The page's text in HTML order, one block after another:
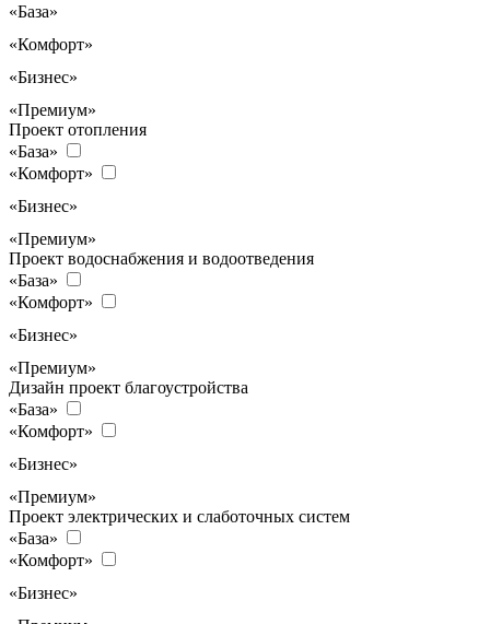
«База»
«Комфорт»
«Бизнес»
«Премиум»
Проект отопления
«База»
«Комфорт»
«Бизнес»
«Премиум»
Проект водоснабжения и водоотведения
«База»
«Комфорт»
«Бизнес»
«Премиум»
Дизайн проект благоустройства
«База»
«Комфорт»
«Бизнес»
«Премиум»
Проект электрических и слаботочных систем
«База»
«Комфорт»
«Бизнес»